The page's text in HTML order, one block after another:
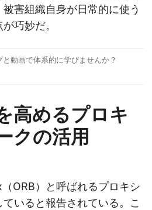
害組織自身が日常的に使う
巧妙だ。
動画で体系的に学びませんか？
高めるプロキ
クの活用
ORB）と呼ばれるプロキシ
いると報告されている。こ